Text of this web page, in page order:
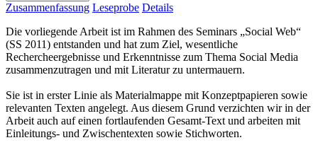
Zusammenfassung Leseprobe Details
Die vorliegende Arbeit ist im Rahmen des Seminars „Social Web“
(SS 2011) entstanden und hat zum Ziel, wesentliche
Rechercheergebnisse und Erkenntnisse zum Thema Social Media
zusammenzutragen und mit Literatur zu untermauern.
Sie ist in erster Linie als Materialmappe mit Konzeptpapieren sowie
relevanten Texten angelegt. Aus diesem Grund verzichten wir in der
Arbeit auch auf einen fortlaufenden Gesamt-Text und arbeiten mit
Einleitungs- und Zwischentexten sowie Stichworten.